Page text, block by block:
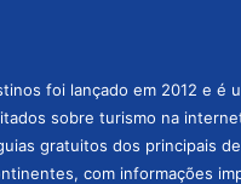
foi lançado em 2012 e é
sobre turismo na
gratuitos dos principais
com informações